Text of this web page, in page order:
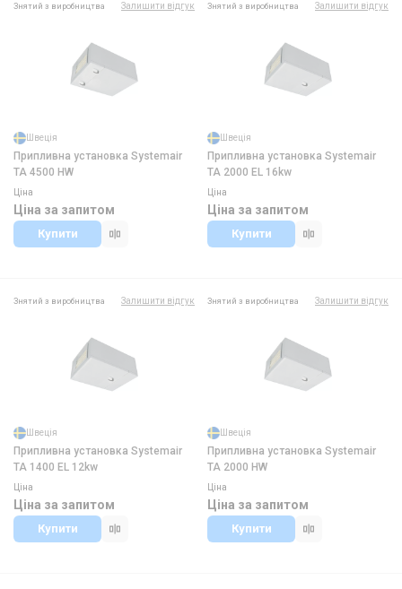
Знятий з виробництва Залишити відгук
Швеція
Припливна установка Systemair
TA 4500 HW
Ціна
Ціна за запитом
Купити
Знятий з виробництва Залишити відгук
Швеція
Припливна установка Systemair
TA 2000 EL 16kw
Ціна
Ціна за запитом
Купити
Знятий з виробництва Залишити відгук
Швеція
Припливна установка Systemair
TA 1400 EL 12kw
Ціна
Ціна за запитом
Купити
Знятий з виробництва Залишити відгук
Швеція
Припливна установка Systemair
TA 2000 HW
Ціна
Ціна за запитом
Купити